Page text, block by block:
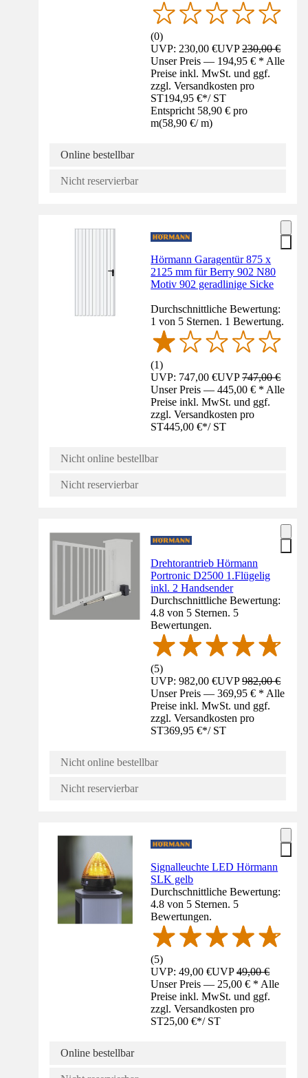
(0)
UVP: 230,00 €UVP230,00 €
Unser Preis — 194,95 € * Alle
Preise inkl. MwSt. und ggf.
zzgl. Versandkosten pro
ST194,95 €*/ ST
Entspricht 58,90 € pro
m(58,90 €/ m)
Online bestellbar
Nicht reservierbar
Hörmann Garagentür 875 x
2125 mm für Berry 902 N80
Motiv 902 geradlinige Sicke
Durchschnittliche Bewertung:
1 von 5 Sternen. 1 Bewertung.
(1)
UVP: 747,00 €UVP747,00 €
Unser Preis — 445,00 € * Alle
Preise inkl. MwSt. und ggf.
zzgl. Versandkosten pro
ST445,00 €*/ ST
Nicht online bestellbar
Nicht reservierbar
Drehtorantrieb Hörmann
Portronic D2500 1.Flügelig
inkl. 2 Handsender
Durchschnittliche Bewertung:
4.8 von 5 Sternen. 5
Bewertungen.
(5)
UVP: 982,00 €UVP982,00 €
Unser Preis — 369,95 € * Alle
Preise inkl. MwSt. und ggf.
zzgl. Versandkosten pro
ST369,95 €*/ ST
Nicht online bestellbar
Nicht reservierbar
Signalleuchte LED Hörmann
SLK gelb
Durchschnittliche Bewertung:
4.8 von 5 Sternen. 5
Bewertungen.
(5)
UVP: 49,00 €UVP49,00 €
Unser Preis — 25,00 € * Alle
Preise inkl. MwSt. und ggf.
zzgl. Versandkosten pro
ST25,00 €*/ ST
Online bestellbar